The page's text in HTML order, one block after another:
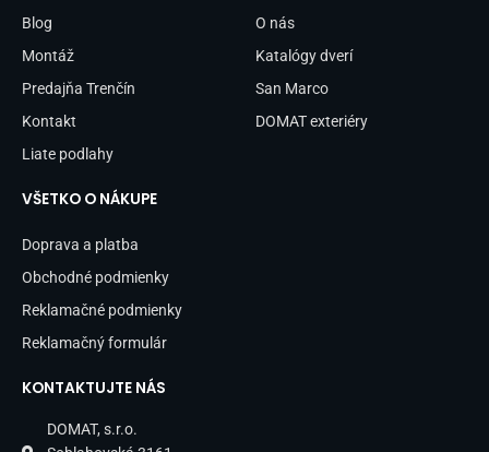
o
k
-
Blog
Montáž
Predajňa Trenčín
Kontakt
Liate podlahy
O nás
Katalógy dverí
San Marco
DOMAT exteriéry
VŠETKO O NÁKUPE
Doprava a platba
Obchodné podmienky
Reklamačné podmienky
Reklamačný formulár
KONTAKTUJTE NÁS
DOMAT, s.r.o.